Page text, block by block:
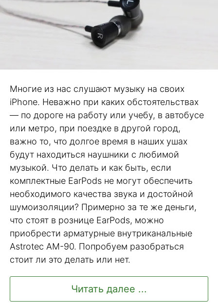
Многие из нас слушают музыку на своих
iPhone. Неважно при каких обстоятельствах
— по дороге на работу или учебу, в автобусе
или метро, при поездке в другой город,
важно то, что долгое время в наших ушах
будут находиться наушники с любимой
музыкой. Что делать и как быть, если
комплектные EarPods не могут обеспечить
необходимого качества звука и достойной
шумоизоляции? Примерно за те же деньги,
что стоят в рознице EarPods, можно
приобрести арматурные внутриканальные
Astrotec AM-90. Попробуем разобраться
стоит ли это делать или нет.
Читать далее ...